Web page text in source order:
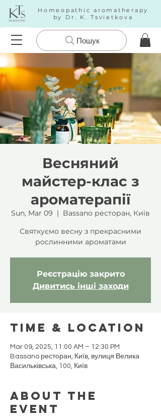
Homeopathic aromatherapy
by Dr. K. Tsvietkova
Пошук
Весняний
майстер-клас з
ароматерапії
Sun, Mar 09
  |
Bassano ресторан, Київ
Святкуємо весну з прекрасними
рослинними ароматами
Реєстрацію закрито
Дивитись інші заходи
Time & Location
Mar 09, 2025, 11:00 AM – 12:30 PM
Bassano ресторан, Київ, вулиця Велика
Васильківська, 100, Київ
About the
event